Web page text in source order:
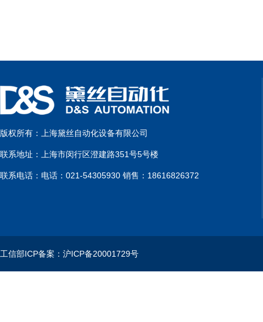
版权所有：上海黛丝自动化设备有限公司
联系地址：上海市闵行区澄建路351号5号楼
联系电话：电话：021-54305930 销售：18616826372
工信部ICP备案：沪ICP备20001729号